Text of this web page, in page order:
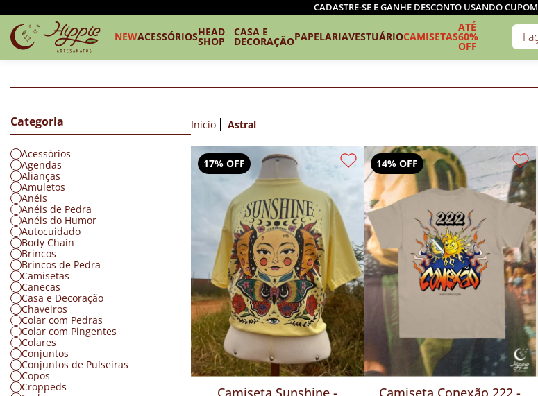
CADASTRE-SE E GANHE DESCONTO USANDO CUPOM
NEWACESSÓRIOSHEAD
SHOP
CASA E
DECORAÇÃOPAPELARIAVESTUÁRIOCAMISETAS
ATÉ
60%
OFF
Categoria
Acessórios
Agendas
Alianças
Amuletos
Anéis
Anéis de Pedra
Anéis do Humor
Autocuidado
Body Chain
Brincos
Brincos de Pedra
Camisetas
Canecas
Casa e Decoração
Chaveiros
Colar com Pedras
Colar com Pingentes
Colares
Conjuntos
Conjuntos de Pulseiras
Copos
Croppeds
Início Astral
17% OFF
Camiseta Sunshine -
14% OFF
Camiseta Conexão 222 -